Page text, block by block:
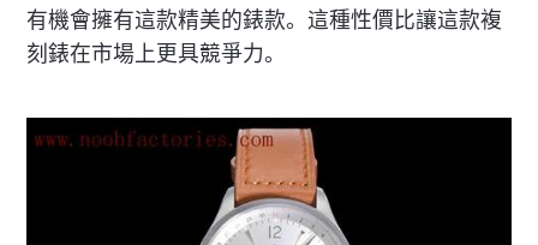
有機會擁有這款精美的錶款。這種性價比讓這款複
刻錶在市場上更具競爭力。